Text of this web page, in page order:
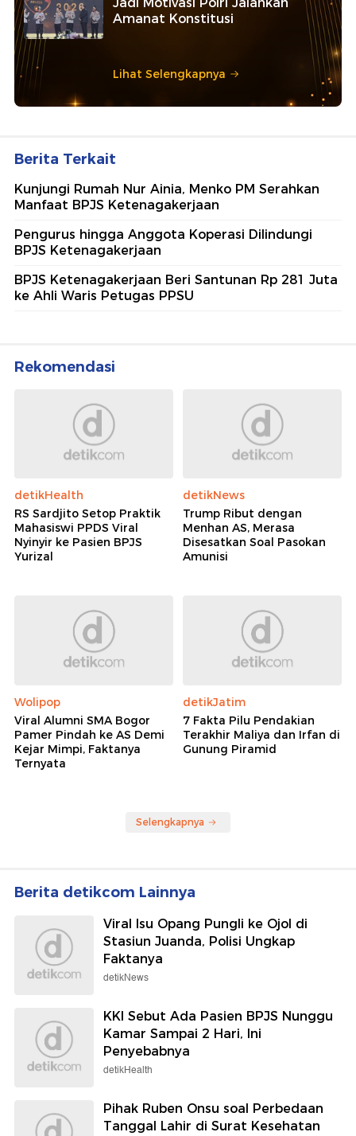
Amanat Konstitusi
Lihat Selengkapnya
Berita Terkait
Kunjungi Rumah Nur Ainia, Menko PM Serahkan
Manfaat BPJS Ketenagakerjaan
Pengurus hingga Anggota Koperasi Dilindungi
BPJS Ketenagakerjaan
BPJS Ketenagakerjaan Beri Santunan Rp 281 Juta
ke Ahli Waris Petugas PPSU
Rekomendasi
detikHealth
RS Sardjito Setop Praktik
Mahasiswi PPDS Viral
Nyinyir ke Pasien BPJS
Yurizal
detikNews
Trump Ribut dengan
Menhan AS, Merasa
Disesatkan Soal Pasokan
Amunisi
Wolipop
Viral Alumni SMA Bogor
Pamer Pindah ke AS Demi
Kejar Mimpi, Faktanya
Ternyata
detikJatim
7 Fakta Pilu Pendakian
Terakhir Maliya dan Irfan di
Gunung Piramid
Selengkapnya
Berita detikcom Lainnya
Viral Isu Opang Pungli ke Ojol di
Stasiun Juanda, Polisi Ungkap
Faktanya
detikNews
KKI Sebut Ada Pasien BPJS Nunggu
Kamar Sampai 2 Hari, Ini
Penyebabnya
detikHealth
Pihak Ruben Onsu soal Perbedaan
Tanggal Lahir di Surat Kesehatan